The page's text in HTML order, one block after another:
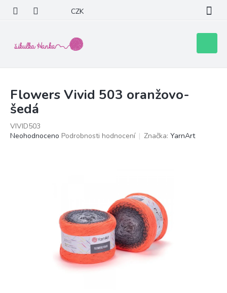
obsah
CZK
košík
Flowers Vivid 503 oranžovo-
šedá
VIVID503
Průměrné
Neohodnoceno Podrobnosti hodnocení Značka: YarnArt